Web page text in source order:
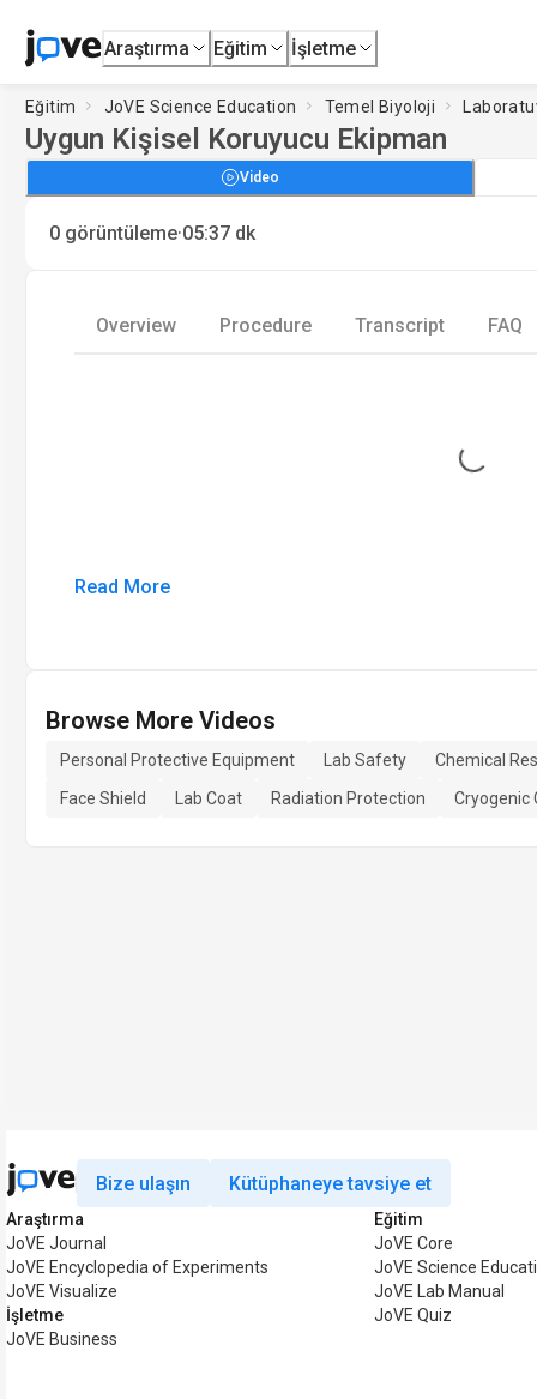
Araştırma Eğitim İşletme
Eğitim JoVE Science Education Temel Biyoloji
Uygun Kişisel Koruyucu Ekipman
Video
0 görüntüleme·05:37 dk
Overview Procedure Transcript FAQ
Loading...
Read More
Browse More Videos
Personal Protective Equipment Lab Safety
Chemical
Face Shield
Lab Coat Radiation Protection Cryogenic
Bize ulaşın Kütüphaneye tavsiye et
Araştırma
JoVE Journal
JoVE Encyclopedia of Experiments
JoVE Visualize
İşletme
JoVE Business
Eğitim
JoVE Core
JoVE Science
JoVE Lab Manual
JoVE Quiz